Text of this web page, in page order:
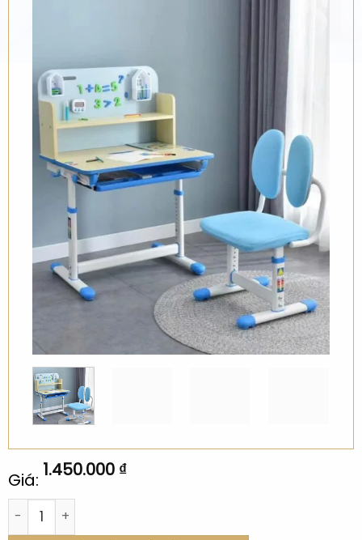
Giá: 1.450.000 ₫
Bàn ghế học sinh E08 số lượng